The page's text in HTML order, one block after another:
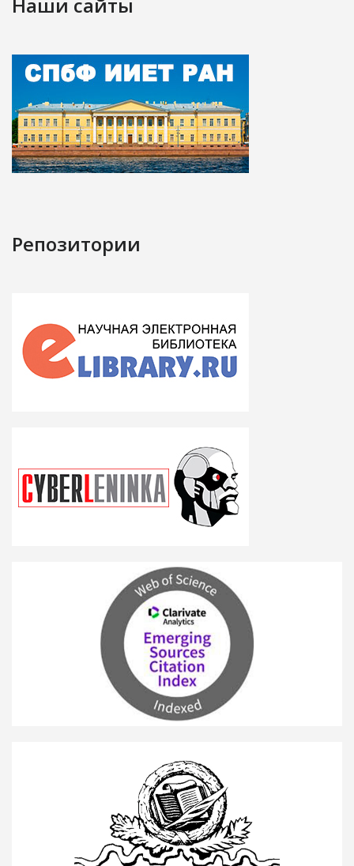
Наши сайты
Репозитории